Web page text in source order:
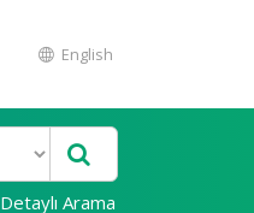
English
Detaylı Arama